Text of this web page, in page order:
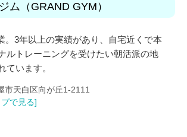
ム（GRAND GYM）
。3年以上の実績があり、自宅近くで本
ルトレーニングを受けたい朝活派の地
ています。
市天白区向が丘1-2111
で見る]